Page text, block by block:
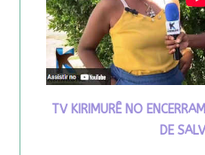
TV KIRIMURÊ NO
DE